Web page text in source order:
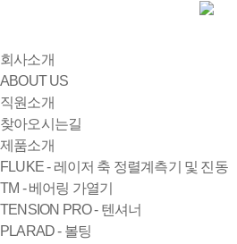
회사소개
ABOUT US
직원소개
찾아오시는길
제품소개
FLUKE - 레이저 축 정렬계측기 및 진동
TM - 베어링 가열기
TENSION PRO - 텐셔너
PLARAD - 볼팅